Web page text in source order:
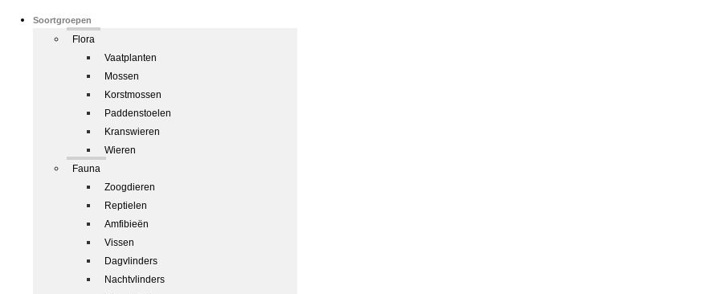
Soortgroepen
Flora
Vaatplanten
Mossen
Korstmossen
Paddenstoelen
Kranswieren
Wieren
Fauna
Zoogdieren
Reptielen
Amfibieën
Vissen
Dagvlinders
Nachtvlinders